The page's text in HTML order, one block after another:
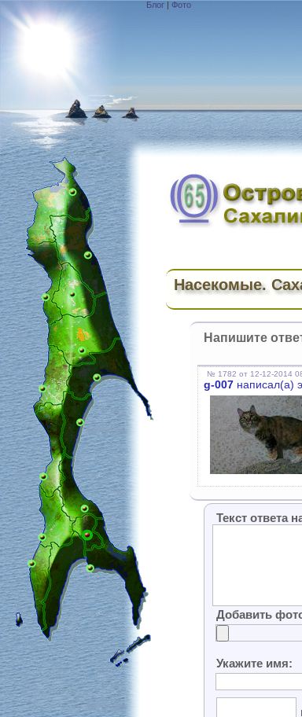
Блог | Фото
Насекомые.
Напишите
№ 1782 от 12-12-2014
g-007 написал(а)
Текст ответа
Добавить
Укажите имя: